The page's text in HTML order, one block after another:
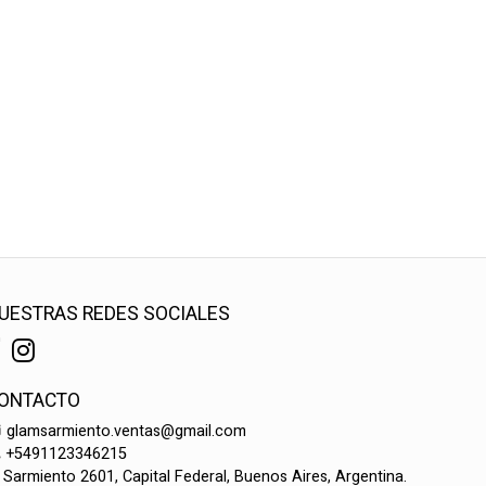
REDES SOCIALES
glamsarmiento.ventas@gmail.com
+5491123346215
Sarmiento 2601, Capital Federal, Buenos Aires, Argentina.